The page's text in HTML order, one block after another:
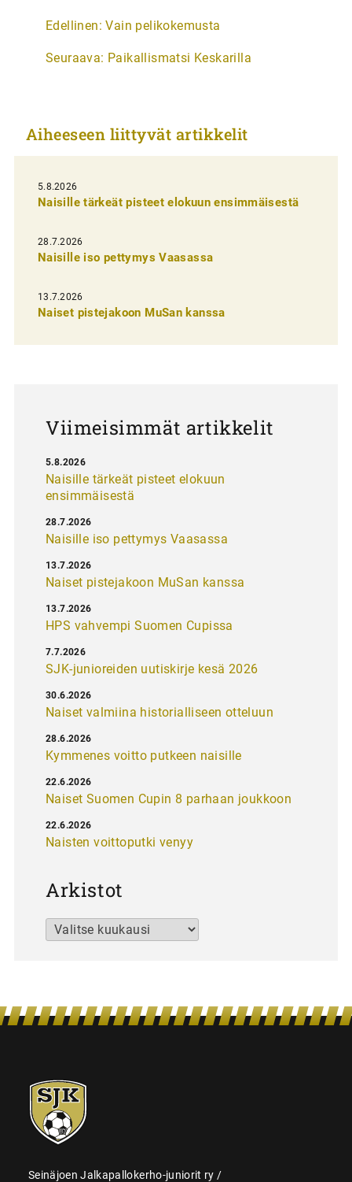
A
t
k
e
l
i
e
n
e
Edellinen: Vain pelikokemusta
Seuraava: Paikallismatsi Keskarilla
Aiheeseen liittyvät artikkelit
5.8.2026
Naisille tärkeät pisteet elokuun ensimmäisestä
28.7.2026
Naisille iso pettymys Vaasassa
13.7.2026
Naiset pistejakoon MuSan kanssa
Viimeisimmät artikkelit
Naisille tärkeät pisteet elokuun
ensimmäisestä
5.8.2026
Naisille iso pettymys Vaasassa
28.7.2026
Naiset pistejakoon MuSan kanssa
13.7.2026
HPS vahvempi Suomen Cupissa
13.7.2026
SJK-junioreiden uutiskirje kesä 2026
7.7.2026
Naiset valmiina historialliseen otteluun
30.6.2026
Kymmenes voitto putkeen naisille
28.6.2026
Naiset Suomen Cupin 8 parhaan joukkoon
22.6.2026
Naisten voittoputki venyy
22.6.2026
Arkistot
Arkistot
SJK-
juniorit
Seinäjoen Jalkapallokerho-juniorit ry /